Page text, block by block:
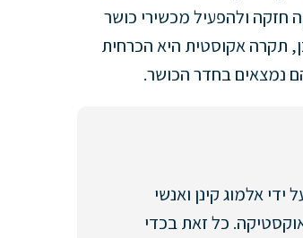
חזקה ולהפעיל מכשירי כושר
תקרה אקוסטית היא הכרחית
נמצאים בחדר הכושר.
אלמוג קינן ואנשי
כל זאת בכדי